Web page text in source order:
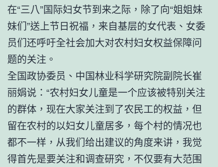
在“三八”国际妇女节到来之际，除了向“姐姐妹
妹们”送上节日祝福，来自基层的女代表、女委
员们还呼吁全社会加大对农村妇女权益保障问
题的关注。
全国政协委员、中国林业科学研究院副院长崔
丽娟说：“农村妇女儿童是一个应该被特别关注
的群体，现在大家关注到了农民工的权益，但
留在农村的以妇女儿童居多，每个村的情况也
都不一样，从我们给出建议的角度来讲，我觉
得首先是要关注和调查研究，不仅要有大范围